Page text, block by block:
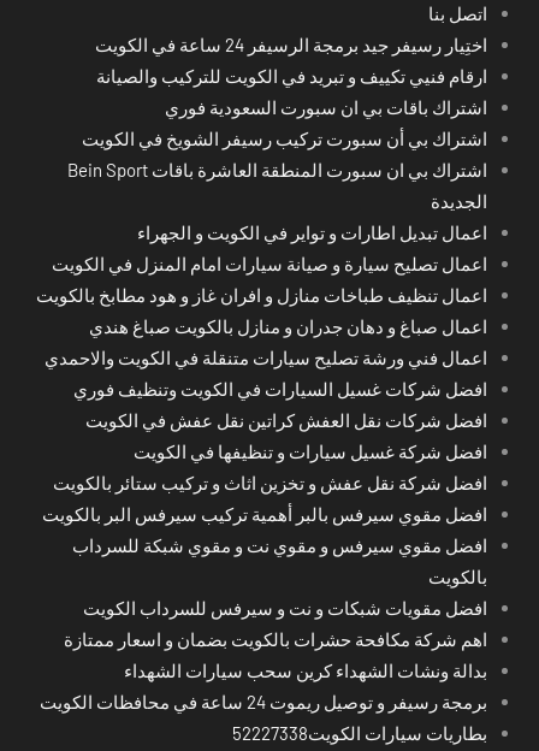
اتصل بنا
اختِيار رسيفر جيد برمجة الرسيفر 24 ساعة في الكويت
ارقام فنيي تكييف و تبريد في الكويت للتركيب والصيانة
اشتراك باقات بي ان سبورت السعودية فوري
اشتراك بي أن سبورت تركيب رسيفر الشويخ في الكويت
اشتراك بي ان سبورت المنطقة العاشرة باقات Bein Sport
الجديدة
اعمال تبديل اطارات و تواير في الكويت و الجهراء
اعمال تصليح سيارة و صيانة سيارات امام المنزل في الكويت
اعمال تنظيف طباخات منازل و افران غاز و هود مطابخ بالكويت
اعمال صباغ و دهان جدران و منازل بالكويت صباغ هندي
اعمال فني ورشة تصليح سيارات متنقلة في الكويت والاحمدي
افضل شركات غسيل السيارات في الكويت وتنظيف فوري
افضل شركات نقل العفش كراتين نقل عفش في الكويت
افضل شركة غسيل سيارات و تنظيفها في الكويت
افضل شركة نقل عفش و تخزين اثاث و تركيب ستائر بالكويت
افضل مقوي سيرفس بالبر أهمية تركيب سيرفس البر بالكويت
افضل مقوي سيرفس و مقوي نت و مقوي شبكة للسرداب
بالكويت
افضل مقويات شبكات و نت و سيرفس للسرداب الكويت
اهم شركة مكافحة حشرات بالكويت بضمان و اسعار ممتازة
بدالة ونشات الشهداء كرين سحب سيارات الشهداء
برمجة رسيفر و توصيل ريموت 24 ساعة في محافظات الكويت
بطاريات سيارات الكويت52227338